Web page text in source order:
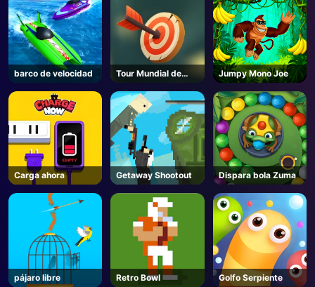
barco de velocidad
Tour Mundial de
Tiro con Arco
Jumpy Mono Joe
Carga ahora Getaway Shootout Dispara bola Zuma
pájaro libre Retro Bowl Golfo Serpiente